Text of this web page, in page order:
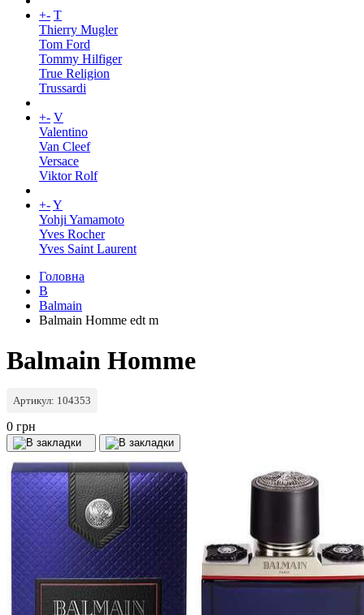
+- T
Thierry Mugler
Tom Ford
Tommy Hilfiger
True Religion
Trussardi
+- V
Valentino
Van Cleef
Versace
Viktor Rolf
+-Y
Yohji Yamamoto
Yves Rocher
Yves Saint Laurent
Головна
B
Balmain
Balmain Homme edt m
Balmain Homme
Артикул: 104353
0 грн